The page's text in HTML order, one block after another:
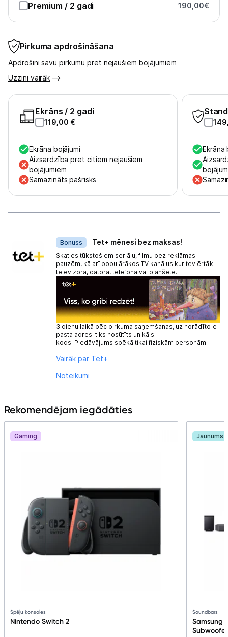
Pirkuma apdrošināšana
Apdrošini savu pirkumu pret nejaušiem bojājumiem
Uzzini vairāk
Ekrāns / 2 gadi
119,00 €
Ekrāna bojājumi
Aizsardzība pret citiem nejaušiem
bojājumiem
Samazināts pašrisks
Ekrāna
Premium / 2 gadi 190,00€
Bonuss Tet+ mēnesi bez maksas!
Skaties tūkstošiem seriālu, filmu bez reklāmas
pauzēm, kā arī populārākos TV kanālus kur tev ērtāk –
televizorā, datorā, telefonā vai planšetē.
3 dienu laikā pēc pirkuma saņemšanas, uz norādīto e-
pasta adresi tiks nosūtīts unikāls
kods. Piedāvājums spēkā tikai fiziskām personām.
Vairāk par Tet+
Noteikumi
Rekomendējam iegādāties
Gaming
Spēļu konsoles
Nintendo Switch 2
Jaunums
Soundbars
Samsung